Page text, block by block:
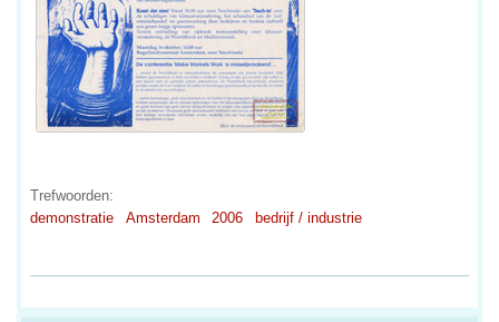
Trefwoorden:
demonstratie
Amsterdam 2006 bedrijf / industrie